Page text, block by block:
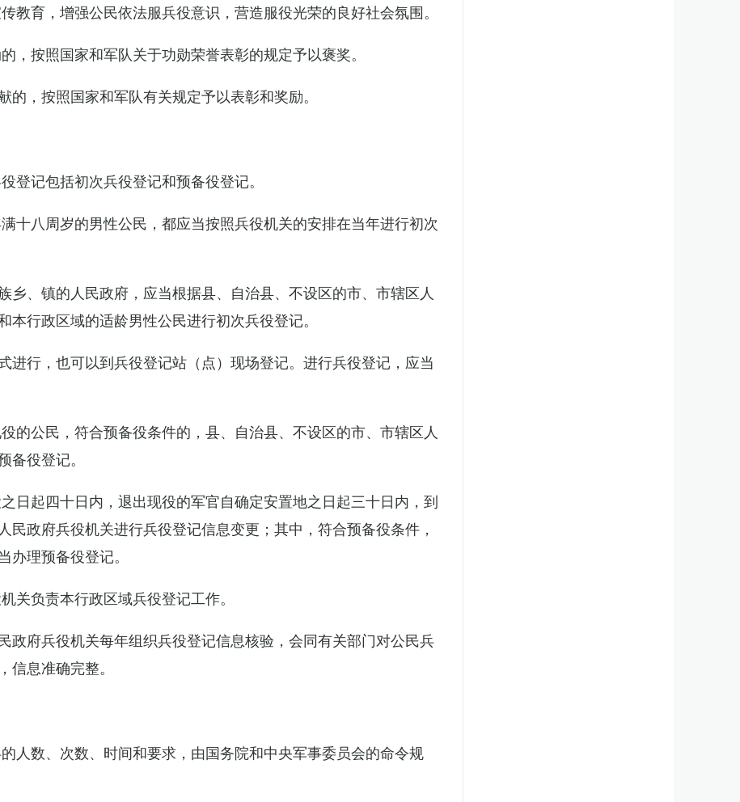
教育，增强公民依法服兵役意识，营造服役光荣的良好社会氛围。
，按照国家和军队关于功勋荣誉表彰的规定予以褒奖。
，按照国家和军队有关规定予以表彰和奖励。
登记包括初次兵役登记和预备役登记。
十八周岁的男性公民，都应当按照兵役机关的安排在当年进行初次
乡、镇的人民政府，应当根据县、自治县、不设区的市、市辖区人
行政区域的适龄男性公民进行初次兵役登记。
进行，也可以到兵役登记站（点）现场登记。进行兵役登记，应当
的公民，符合预备役条件的，县、自治县、不设区的市、市辖区人
役登记。
日起四十日内，退出现役的军官自确定安置地之日起三十日内，到
政府兵役机关进行兵役登记信息变更；其中，符合预备役条件，
理预备役登记。
关负责本行政区域兵役登记工作。
政府兵役机关每年组织兵役登记信息核验，会同有关部门对公民兵
息准确完整。
人数、次数、时间和要求，由国务院和中央军事委员会的命令规